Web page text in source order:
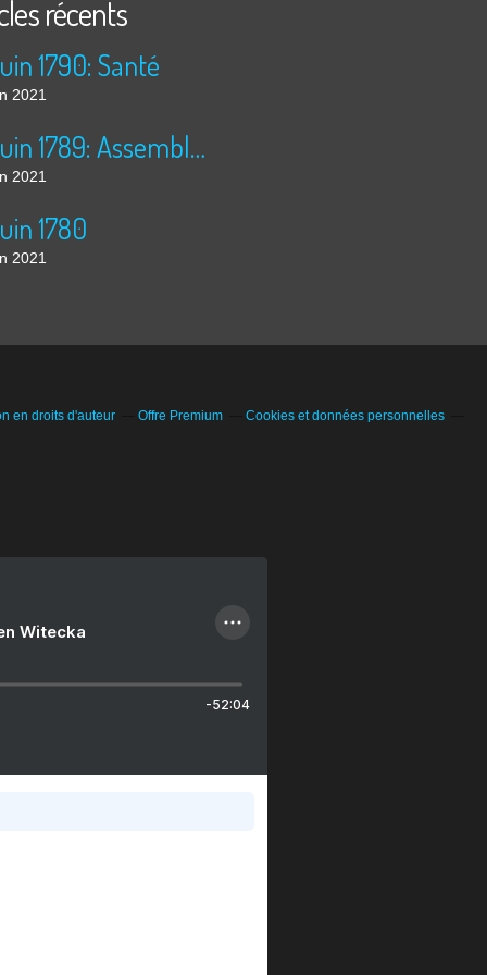
récents
1790: Santé
2021
30 juin 1789: Assemblée Nationale
2021
1780
2021
en droits d'auteur Offre Premium
Cookies et données personnelles
Witecka
-52:04